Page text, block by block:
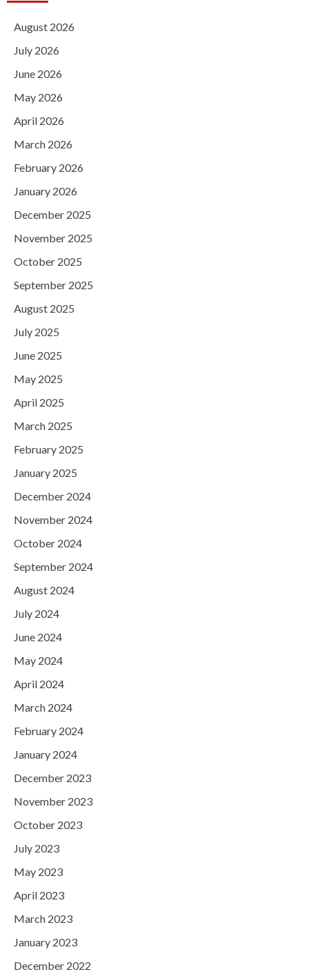
August 2026
July 2026
June 2026
May 2026
April 2026
March 2026
February 2026
January 2026
December 2025
November 2025
October 2025
September 2025
August 2025
July 2025
June 2025
May 2025
April 2025
March 2025
February 2025
January 2025
December 2024
November 2024
October 2024
September 2024
August 2024
July 2024
June 2024
May 2024
April 2024
March 2024
February 2024
January 2024
December 2023
November 2023
October 2023
July 2023
May 2023
April 2023
March 2023
January 2023
December 2022